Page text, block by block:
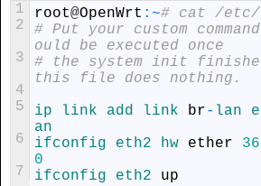
1
2
3
4
5
6
7
root@OpenWrt : ~# cat /
# Put your custom
ould be executed once
# the system init
this file does nothing.
ip
link add link br- lan
an
ifconfig eth2 hw ether 36
0
ifconfig eth2 up